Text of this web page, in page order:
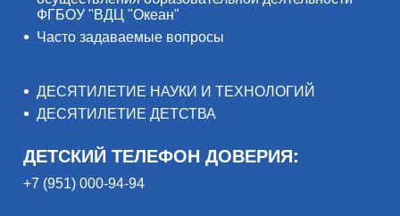
ФГБОУ "ВДЦ "Океан"
Часто задаваемые вопросы
ДЕСЯТИЛЕТИЕ НАУКИ И ТЕХНОЛОГИЙ
ДЕСЯТИЛЕТИЕ ДЕТСТВА
ДЕТСКИЙ ТЕЛЕФОН ДОВЕРИЯ:
+7 (951) 000-94-94